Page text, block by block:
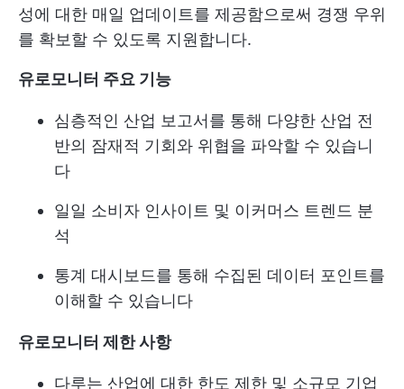
성에 대한 매일 업데이트를 제공함으로써 경쟁 우위
를 확보할 수 있도록 지원합니다.
유로모니터 주요 기능
심층적인 산업 보고서를 통해 다양한 산업 전
반의 잠재적 기회와 위협을 파악할 수 있습니
다
일일 소비자 인사이트 및 이커머스 트렌드 분
석
통계 대시보드를 통해 수집된 데이터 포인트를
이해할 수 있습니다
유로모니터 제한 사항
다루는 산업에 대한 한도 제한 및 소규모 기업